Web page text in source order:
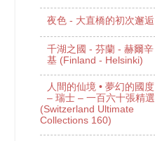
夜色 - 大直橋的初次邂逅
千湖之國 - 芬蘭 - 赫爾辛
基 (Finland - Helsinki)
人間的仙境 • 夢幻的國度
– 瑞士 – 一百六十張精選
(Switzerland Ultimate
Collections 160)